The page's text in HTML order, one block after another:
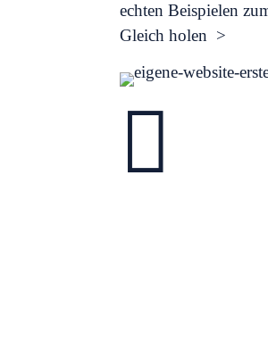
echten Beispielen
Gleich holen >
